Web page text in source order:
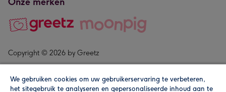
Copyright © 2026 by Greetz
We gebruiken cookies om uw gebruikerservaring te verbeteren,
het sitegebruik te analyseren en gepersonaliseerde inhoud aan te